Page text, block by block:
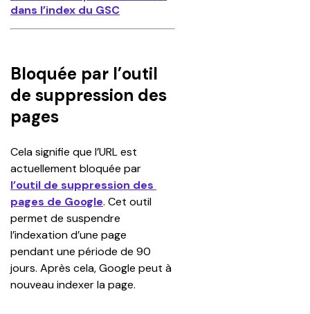
dans l’index du GSC
Bloquée par l’outil
de suppression des
pages
Cela signifie que l’URL est
actuellement bloquée par
l’outil de suppression des
pages de Google. Cet outil
permet de suspendre
l’indexation d’une page
pendant une période de 90
jours. Après cela, Google peut à
nouveau indexer la page.